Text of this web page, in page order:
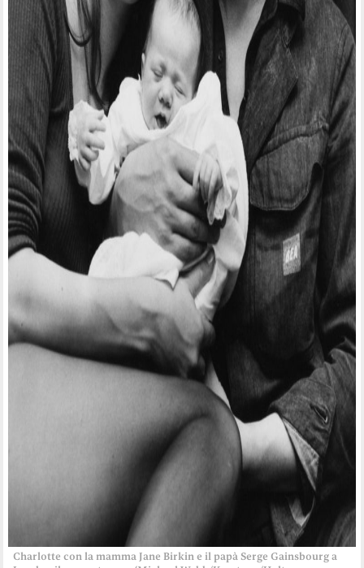
Charlotte con la mamma Jane Birkin e il papà Serge Gainsbourg a